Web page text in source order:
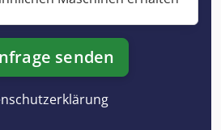
senden